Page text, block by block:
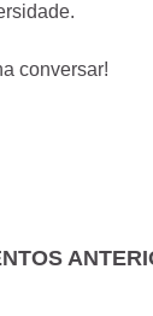
conversar!